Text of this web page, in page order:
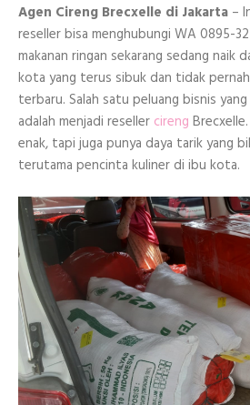
Agen Cireng Brecxelle di Jakarta –
reseller bisa menghubungi WA 0895-
makanan ringan sekarang sedang naik
kota yang terus sibuk dan tidak
terbaru. Salah satu peluang bisnis
adalah menjadi reseller cireng
enak, tapi juga punya daya tarik yang
terutama pencinta kuliner di ibu kota.